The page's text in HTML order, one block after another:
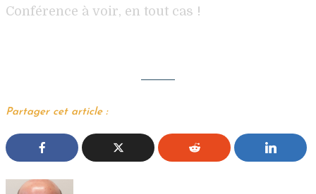
Conférence à voir, en tout cas !
Partager cet article :